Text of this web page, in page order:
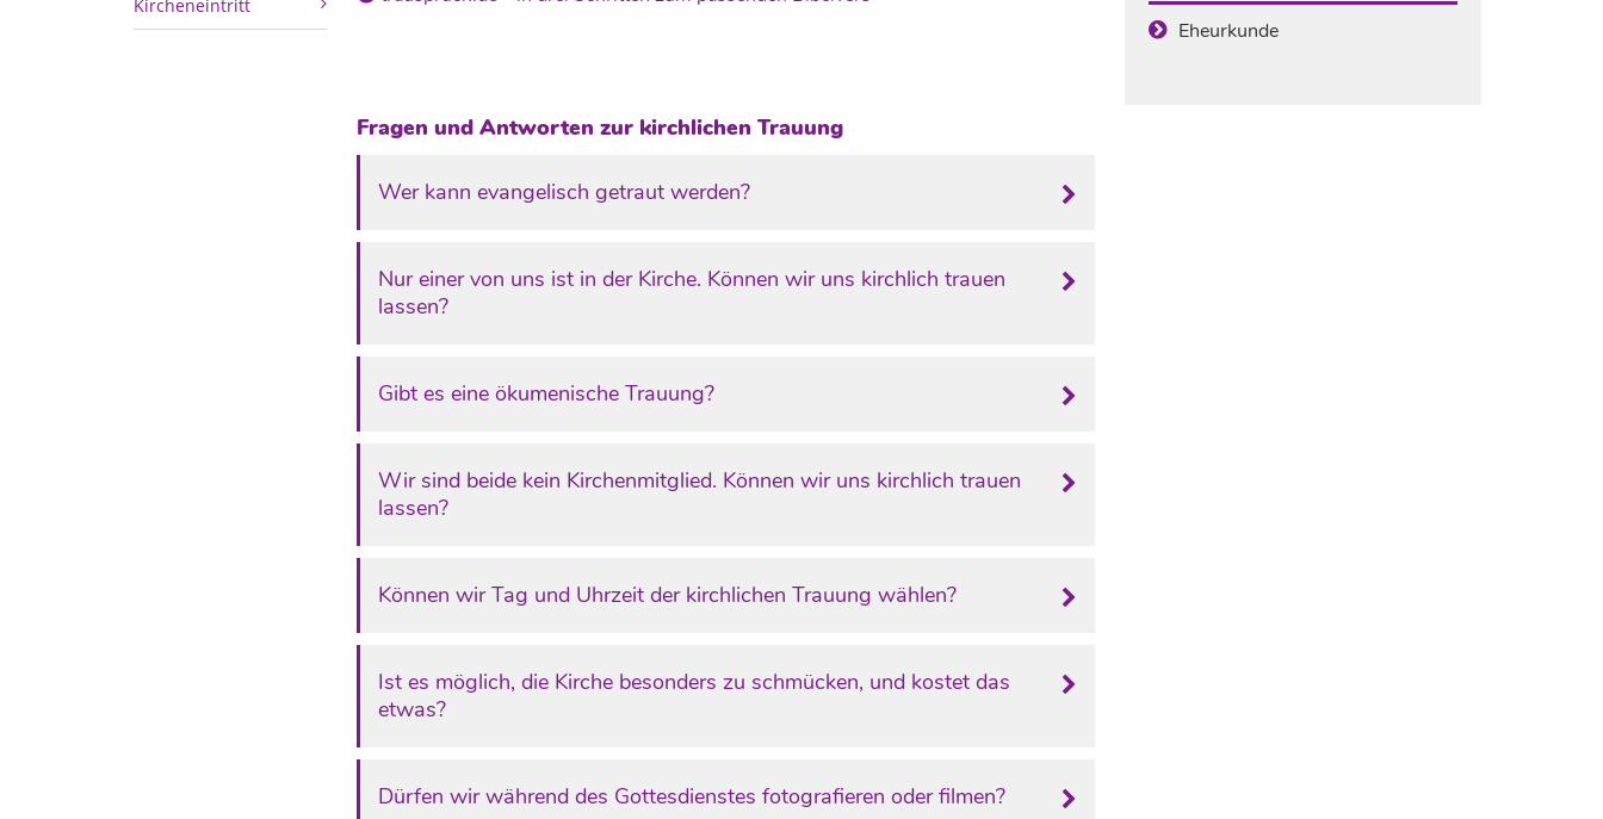
Kircheneintritt
Fragen und Antworten zur kirchlichen Trauung
Wer kann evangelisch getraut werden?
Nur einer von uns ist in der Kirche. Können wir uns kirchlich trauen
lassen?
Gibt es eine ökumenische Trauung?
Wir sind beide kein Kirchenmitglied. Können wir uns kirchlich trauen
lassen?
Können wir Tag und Uhrzeit der kirchlichen Trauung wählen?
Ist es möglich, die Kirche besonders zu schmücken, und kostet das
etwas?
Dürfen wir während des Gottesdienstes fotografieren oder filmen?
Eheurkunde